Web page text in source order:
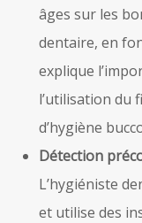
âges sur les
dentaire, en
explique
l’utilisation du
d’hygiène
Détection
L’hygiéniste
et utilise des